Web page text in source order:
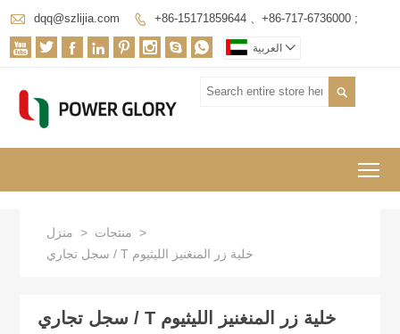
 dqq@szlijia.com  +86-15171859644 、+86-717-6736000 ;
        العربية 

منزل > منتجات >
سجل تجاري / T خلية زر المنغنيز الليثيوم
سجل تجاري / T خلية زر المنغنيز الليثيوم